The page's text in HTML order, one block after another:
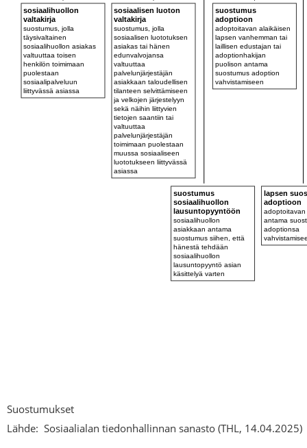
Suostumukset
Lähde: Sosiaalialan tiedonhallinnan sanasto (THL, 14.04.2025)